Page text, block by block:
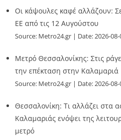
Οι κάψουλες καφέ αλλάζουν:
ΕΕ από τις 12 Αυγούστου
Source: Metro24.gr Date: 2026-08-
Μετρό Θεσσαλονίκης: Στις
την επέκταση στην Καλαμαριά
Source: Metro24.gr Date: 2026-08-
Θεσσαλονίκη: Τι αλλάζει στα
Καλαμαριάς ενόψει της
μετρό